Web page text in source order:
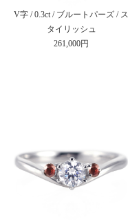
V字 / 0.3ct / ブルートパーズ / ス
タイリッシュ
261,000円